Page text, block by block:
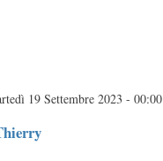
19 Settembre 2023 - 00:00